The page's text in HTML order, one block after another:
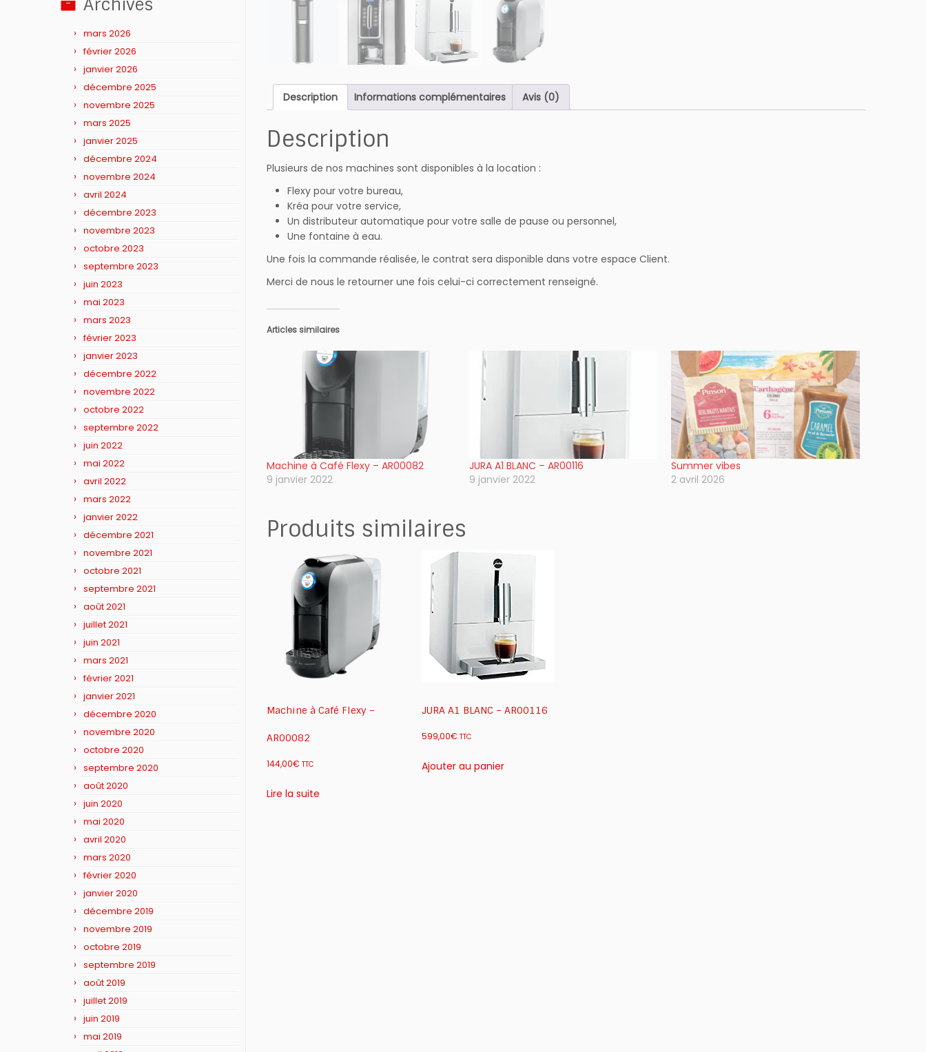
Archives
mars 2026
février 2026
janvier 2026
décembre 2025
novembre 2025
mars 2025
janvier 2025
décembre 2024
novembre 2024
avril 2024
décembre 2023
novembre 2023
octobre 2023
septembre 2023
juin 2023
mai 2023
mars 2023
février 2023
janvier 2023
décembre 2022
novembre 2022
octobre 2022
septembre 2022
juin 2022
mai 2022
avril 2022
mars 2022
janvier 2022
décembre 2021
novembre 2021
octobre 2021
septembre 2021
août 2021
juillet 2021
juin 2021
mars 2021
février 2021
janvier 2021
décembre 2020
novembre 2020
octobre 2020
septembre 2020
août 2020
juin 2020
mai 2020
avril 2020
mars 2020
février 2020
janvier 2020
décembre 2019
novembre 2019
octobre 2019
septembre 2019
août 2019
juillet 2019
juin 2019
mai 2019
M
T
Q
U
E
E
N
T
Description Informations complémentaires Avis (0)
Description
Plusieurs de nos machines sont disponibles à la location :
Flexy pour votre bureau,
Kréa pour votre service,
Un distributeur automatique pour votre salle de pause ou personnel,
Une fontaine à eau.
Une fois la commande réalisée, le contrat sera disponible dans votre espace Client.
Merci de nous le retourner une fois celui-ci correctement renseigné.
Articles similaires
Machine à Café Flexy – AR00082
9 janvier 2022
JURA A1 BLANC – AR00116
9 janvier 2022
Summer vibes
2 avril 2026
Produits similaires
Machine à Café Flexy –
AR00082
144,00€ TTC
Lire la suite
JURA A1 BLANC – AR00116
599,00€ TTC
Ajouter au panier